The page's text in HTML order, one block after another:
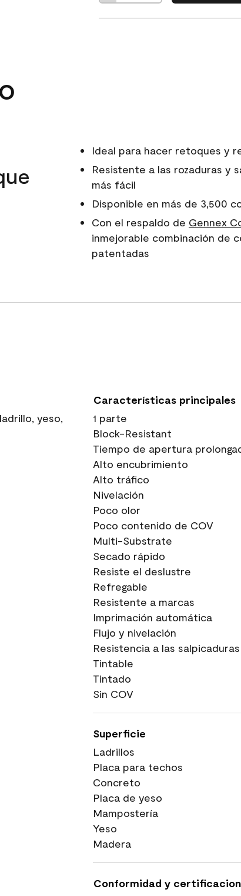
Ideal para hacer retoques y
Resistente a las rozaduras y
más fácil
Disponible en más de 3,500
Con el respaldo de Gennex
inmejorable combinación de
patentadas
yeso,
Características principales
1 parte
Block-Resistant
Tiempo de apertura
Alto encubrimiento
Alto tráfico
Nivelación
Poco olor
Poco contenido de COV
Multi-Substrate
Secado rápido
Resiste el deslustre
Refregable
Resistente a marcas
Imprimación automática
Flujo y nivelación
Resistencia a las salpicaduras
Tintable
Tintado
Sin COV
Superficie
Ladrillos
Placa para techos
Concreto
Placa de yeso
Mampostería
Yeso
Madera
Conformidad y